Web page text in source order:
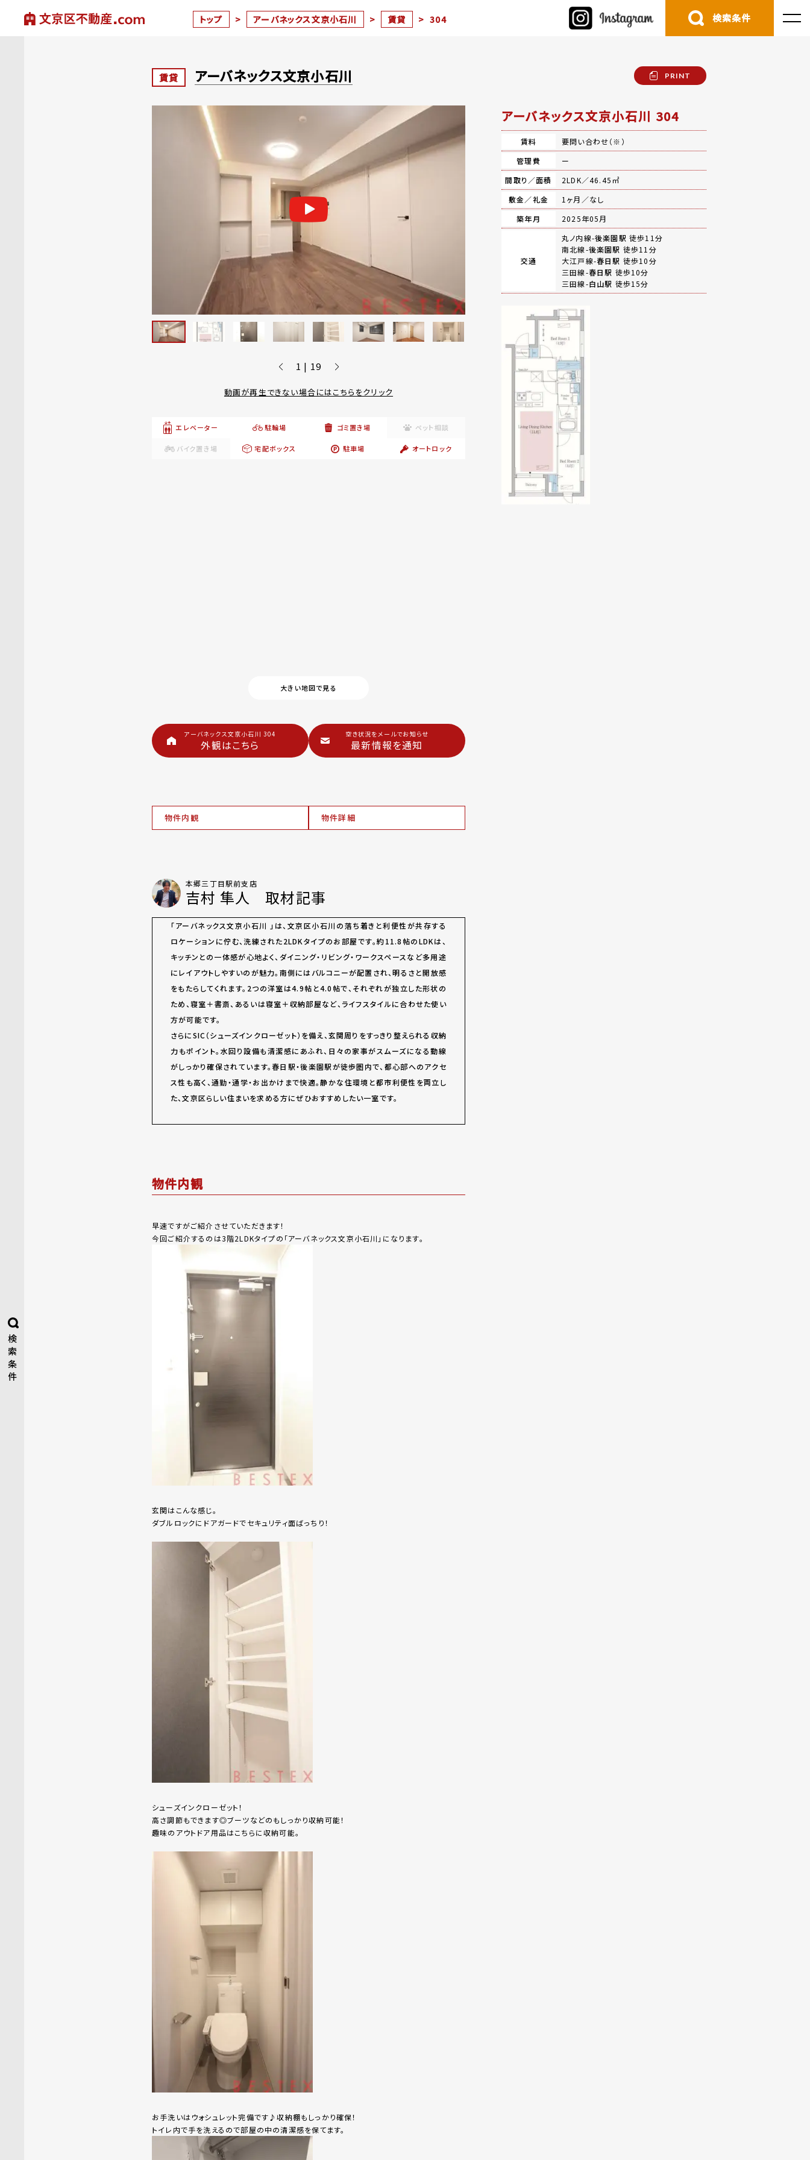
トップ > アーバネックス文京小石川 > 賃貸 > 304 検索条件
検
索
条
件
賃貸 アーバネックス文京小石川 PRINT
1 | 19
動画が再生できない場合にはこちらをクリック
エレベーター 駐輪場 ゴミ置き場 ペット相談
バイク置き場 宅配ボックス 駐車場 オートロック
大きい地図で見る
アーバネックス文京小石川 304
外観はこちら
空き状況をメールでお知らせ
最新情報を通知
物件内観 物件詳細
本郷三丁目駅前支店
吉村 隼人 取材記事
「アーバネックス文京小石川 」は、文京区小石川の落ち着きと利便性が共存する
ロケーションに佇む、洗練された2LDKタイプのお部屋です。約11.8帖のLDKは、
キッチンとの一体感が心地よく、ダイニング・リビング・ワークスペースなど多用途
にレイアウトしやすいのが魅力。南側にはバルコニーが配置され、明るさと開放感
をもたらしてくれます。2つの洋室は4.9帖と4.0帖で、それぞれが独立した形状の
ため、寝室＋書斎、あるいは寝室＋収納部屋など、ライフスタイルに合わせた使い
方が可能です。
さらにSIC（シューズインクローゼット）を備え、玄関周りをすっきり整えられる収納
力もポイント。水回り設備も清潔感にあふれ、日々の家事がスムーズになる動線
がしっかり確保されています。春日駅・後楽園駅が徒歩圏内で、都心部へのアクセ
ス性も高く、通勤・通学・お出かけまで快適。静かな住環境と都市利便性を両立し
た、文京区らしい住まいを求める方にぜひおすすめしたい一室です。
物件内観
早速ですがご紹介させていただきます！
今回ご紹介するのは3階2LDKタイプの「アーバネックス文京小石川」になります。
玄関はこんな感じ。
ダブルロックにドアガードでセキュリティ面ばっちり！
シューズインクローゼット！
高さ調節もできます◎ブーツなどのもしっかり収納可能！
趣味のアウトドア用品はこちらに収納可能。
お手洗いはウォシュレット完備です♪収納棚もしっかり確保！
トイレ内で手を洗えるので部屋の中の清潔感を保てます。
アーバネックス文京小石川 304
賃料
要問い合わせ（※）
管理費
ー
間取り／面積
2LDK／46.45㎡
敷金／礼金
1ヶ月／なし
築年月
2025年05月
交通
丸ノ内線-後楽園駅 徒歩11分
南北線-後楽園駅 徒歩11分
大江戸線-春日駅 徒歩10分
三田線-春日駅 徒歩10分
三田線-白山駅 徒歩15分